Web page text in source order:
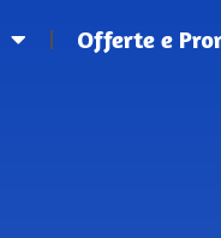
Offerte e